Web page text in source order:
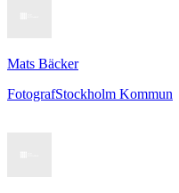
Mats Bäcker
FotografStockholm Kommun